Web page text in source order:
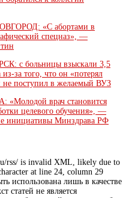
«С абортами в
спецназ», —
с больницы взыскали 3,5
за того, что он «потерял
не поступил в желаемый ВУЗ
врач становится
целевого обучения», —
инициативы Минздрава РФ
rss/ is invalid XML, likely due to
at line 24, column 29
использована лишь в качестве
статей не является